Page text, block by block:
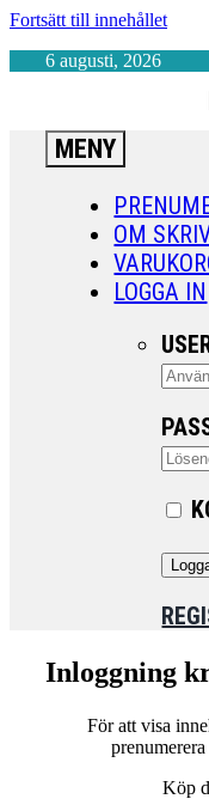
Fortsätt till innehållet
6 augusti, 2026
MENY
OM
LOGGA IN
Inloggning
För att visa
Köp